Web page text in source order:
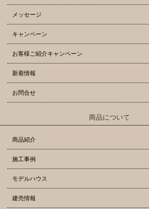
メッセージ
キャンペーン
お客様ご紹介キャンペーン
新着情報
お問合せ
商品について
商品紹介
施工事例
モデルハウス
建売情報